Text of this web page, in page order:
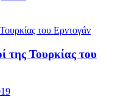
της Τουρκίας του